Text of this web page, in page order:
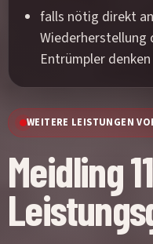
falls nötig direkt
Wiederherstellung
Entrümpler denken
WEITERE LEISTUNGEN
Meidling